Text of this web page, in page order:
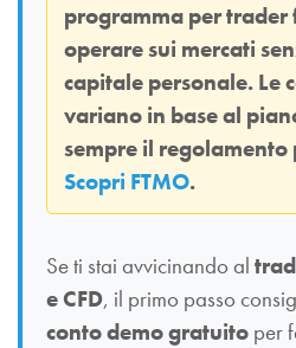
programma per trader
operare sui mercati
capitale personale. Le
variano in base al
sempre il
Scopri FTMO.
Se ti stai avvicinando al
e CFD, il primo passo
conto demo gratuito per